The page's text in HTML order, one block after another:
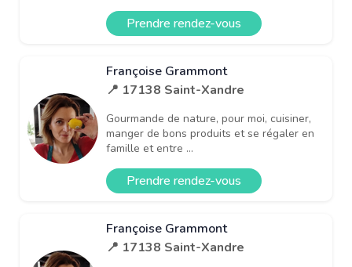
Prendre rendez-vous
Françoise Grammont
📍 17138 Saint-Xandre
Gourmande de nature, pour moi, cuisiner,
manger de bons produits et se régaler en
famille et entre ...
Prendre rendez-vous
Françoise Grammont
📍 17138 Saint-Xandre